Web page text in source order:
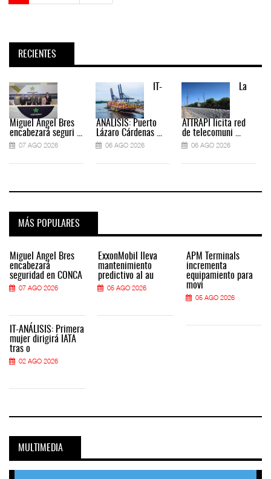
RECIENTES
Miguel Ángel Bres
encabezará seguri ...
07 AGO 2026
IT-
ANÁLISIS: Puerto
Lázaro Cárdenas ...
06 AGO 2026
La
ATTRAPI licita red
de telecomuni ...
06 AGO 2026
MÁS POPULARES
Miguel Ángel Bres
encabezará
seguridad en CONCA
07 AGO 2026
IT-ANÁLISIS: Primera
mujer dirigirá IATA
tras o
02 AGO 2026
ExxonMobil lleva
mantenimiento
predictivo al au
05 AGO 2026
APM Terminals
incrementa
equipamiento para
movi
05 AGO 2026
MULTIMEDIA